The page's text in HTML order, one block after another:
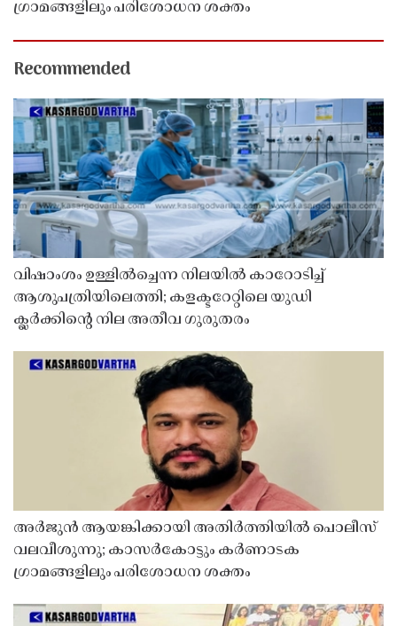
ഗ്രാമങ്ങളിലും പരിശോധന ശക്തം
Recommended
വിഷാംശം ഉള്ളിൽച്ചെന്ന നിലയിൽ കാറോടിച്ച്
ആശുപത്രിയിലെത്തി; കളക്ടറേറ്റിലെ യുഡി
ക്ലർക്കിൻ്റെ നില അതീവ ഗുരുതരം
അർജുൻ ആയങ്കിക്കായി അതിർത്തിയിൽ പൊലീസ്
വലവീശുന്നു; കാസർകോട്ടും കർണാടക
ഗ്രാമങ്ങളിലും പരിശോധന ശക്തം